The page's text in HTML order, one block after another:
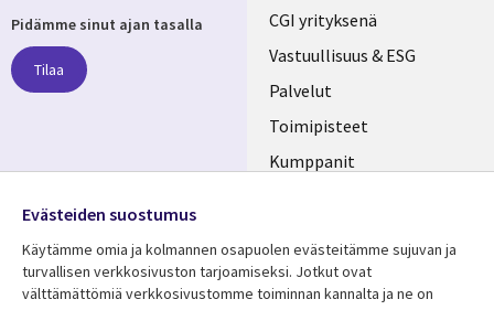
Useful
links
FINLAND
CGI yrityksenä
Vastuullisuus & ESG
Palvelut
Toimipisteet
Kumppanit
Pidämme sinut ajan tasalla
Tilaa
Media
FINLAND
Evästeiden suostumus
Käytämme omia ja kolmannen osapuolen evästeitämme sujuvan ja
turvallisen verkkosivuston tarjoamiseksi. Jotkut ovat
välttämättömiä verkkosivustomme toiminnan kannalta ja ne on